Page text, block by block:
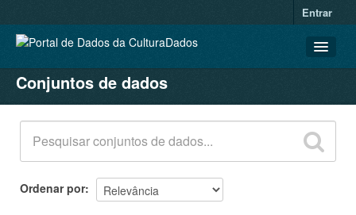
Entrar
CONJUNTOS DE DADOS
ORGANIZAÇÕES
GRUPOS
SOBRE
Conjuntos de dados
Ordenar por